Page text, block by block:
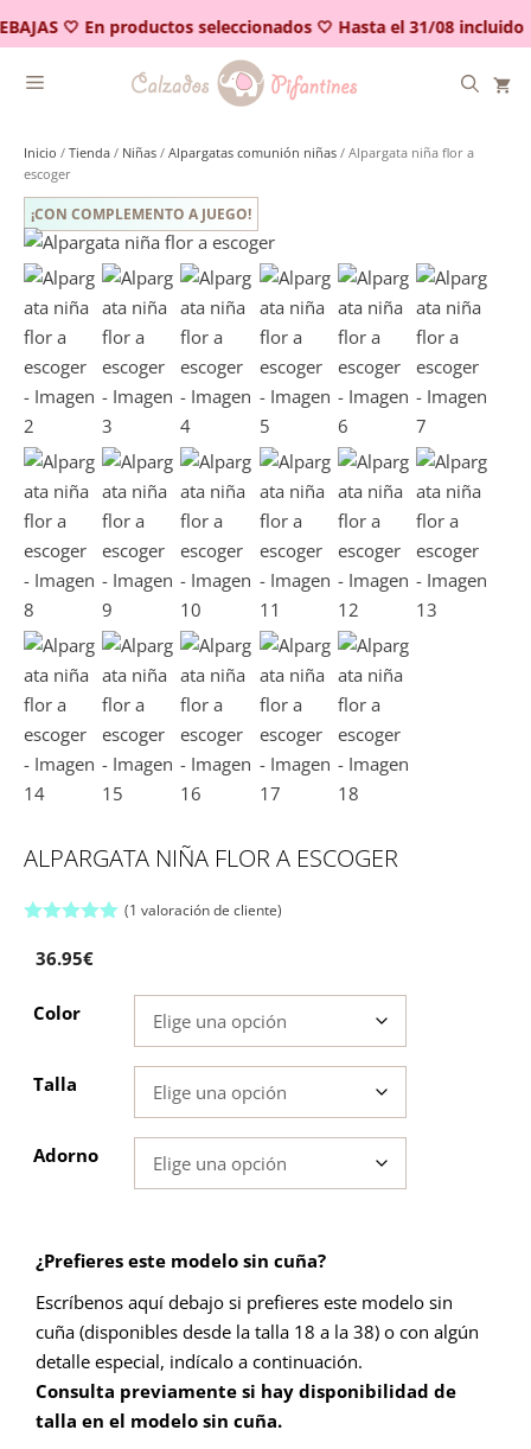
🤍 En productos seleccionados 🤍 Hasta el 31/08 incluido
al
contenido
Inicio / Tienda / Niñas / Alpargatas comunión niñas / Alpargata niña flor a
escoger
¡CON COMPLEMENTO A JUEGO!
ALPARGATA NIÑA FLOR A ESCOGER
(1 valoración de cliente)
36.95€
Color
Talla
Adorno
¿Prefieres este modelo sin cuña?
Escríbenos aquí debajo si prefieres este modelo sin
cuña (disponibles desde la talla 18 a la 38) o con algún
detalle especial, indícalo a continuación.
Consulta previamente si hay disponibilidad de
talla en el modelo sin cuña.